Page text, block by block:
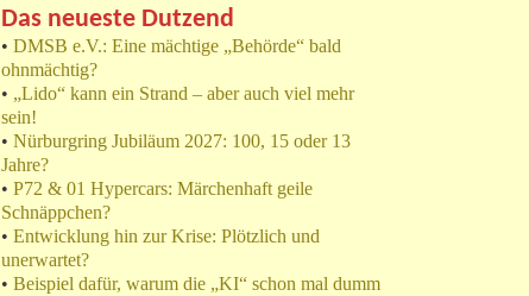
Das neueste Dutzend
• DMSB e.V.: Eine mächtige „Behörde“ bald
ohnmächtig?
• „Lido“ kann ein Strand – aber auch viel mehr
sein!
• Nürburgring Jubiläum 2027: 100, 15 oder 13
Jahre?
• P72 & 01 Hypercars: Märchenhaft geile
Schnäppchen?
• Entwicklung hin zur Krise: Plötzlich und
unerwartet?
• Beispiel dafür, warum die „KI“ schon mal dumm